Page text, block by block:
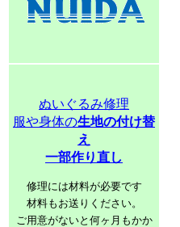
ぬいぐるみ修理
服や身体の生地の付け替
え
一部作り直し
修理には材料が必要です
材料もお送りください。
ご用意がないと何ヶ月もかか